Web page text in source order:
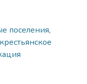
поселения,
крестьянское